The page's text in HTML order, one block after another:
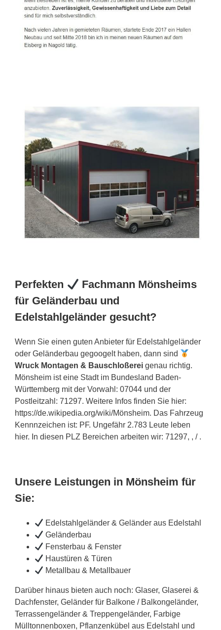
Perfekten
Fachmann Mönsheims
für Geländerbau und
Edelstahlgeländer gesucht?
Wenn Sie einen guten Anbieter für Edelstahlgeländer
oder Geländerbau gegoogelt haben, dann sind
Wruck Montagen & Bauschloßerei genau richtig.
Mönsheim ist eine Stadt im Bundesland Baden-
Württemberg mit der Vorwahl: 07044 und der
Postleitzahl: 71297. Weitere Infos finden Sie hier:
https://de.wikipedia.org/wiki/Mönsheim. Das Fahrzeug
Kennnzeichen ist: PF. Ungefähr 2.783 Leute leben
hier. In diesen PLZ Bereichen arbeiten wir: 71297, , / .
Unsere Leistungen in Mönsheim für
Sie:
Edelstahlgeländer & Geländer aus Edelstahl
Geländerbau
Fensterbau & Fenster
Haustüren & Türen
Metallbau & Metallbauer
Darüber hinaus bieten auch noch: Glaser, Glaserei &
Dachfenster, Geländer für Balkone / Balkongeländer,
Terrassengeländer & Treppengeländer, Farbige
Mülltonnenboxen, Pflanzenkübel aus Edelstahl und